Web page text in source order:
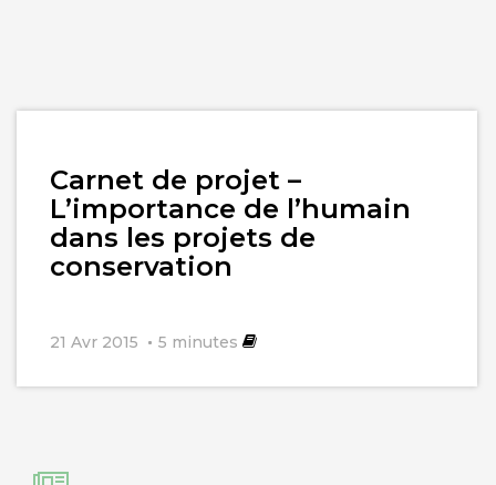
Carnet de projet –
L’importance de l’humain
dans les projets de
conservation
21 Avr 2015 5 minutes
l'article